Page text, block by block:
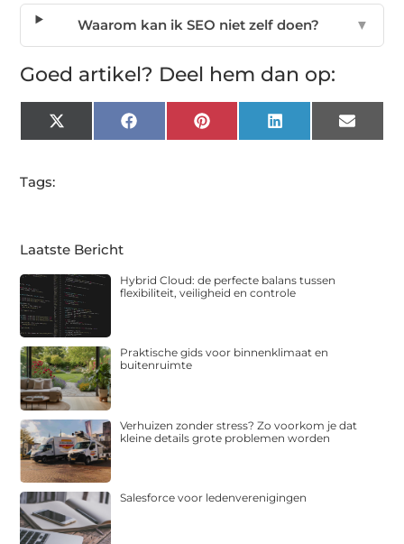
Waarom kan ik SEO niet zelf doen? ▼
Goed artikel? Deel hem dan op:
X
(Twitter)
FacebookPinterest LinkedIn Email
Tags:
Laatste Bericht
Hybrid Cloud: de perfecte balans tussen
flexibiliteit, veiligheid en controle
Praktische gids voor binnenklimaat en
buitenruimte
Verhuizen zonder stress? Zo voorkom je dat
kleine details grote problemen worden
Salesforce voor ledenverenigingen